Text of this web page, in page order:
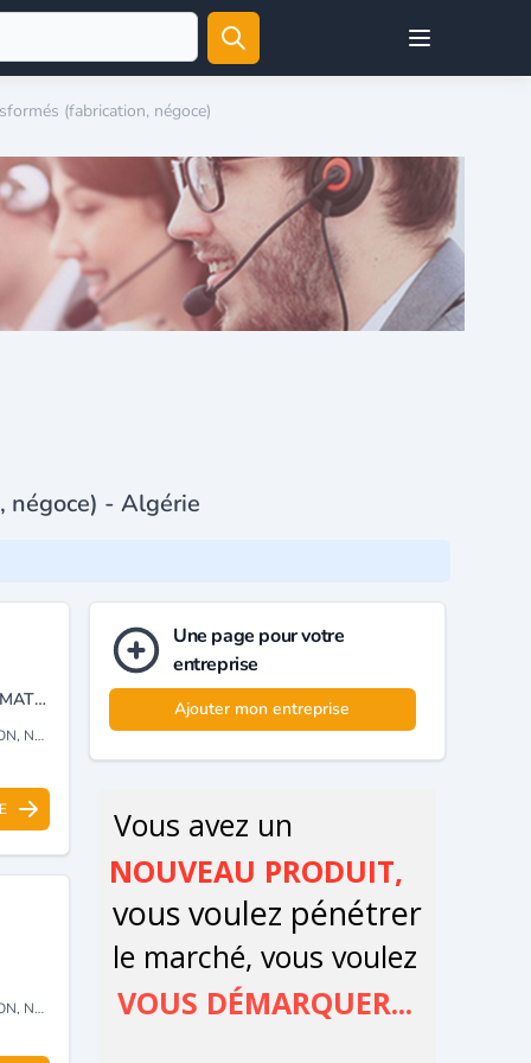
Open user menu
(fabrication, négoce)
négoce) - Algérie
LAMINAGE ET PROFILAGE DE L’ACIER A FROID ET AUTRES TRANSFORMATIONS.
Une page pour votre
entreprise
Ajouter mon entreprise